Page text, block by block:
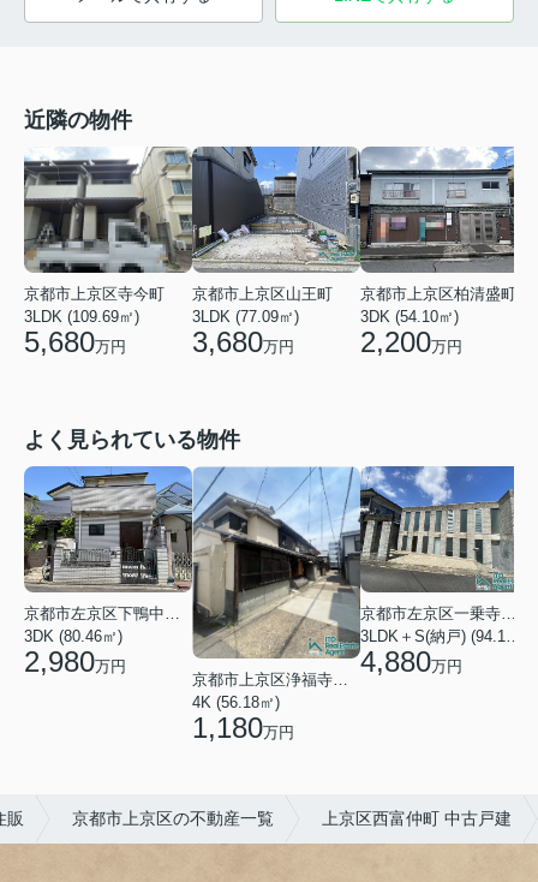
近隣の物件
京都市上京区寺今町
3LDK (109.69㎡)
5,680万円
京都市上京区山王町
3LDK (77.09㎡)
3,680万円
京都市上京区柏清盛町
3DK (54.10㎡)
2,200万円
よく見られている物件
3DK (80.46㎡)
2,980万円
京都市上京区浄福寺通一条下る東西俵屋町
4K (56.18㎡)
1,180万円
4,880万円
販 京都市上京区の不動産一覧 上京区西富仲町 中古戸建